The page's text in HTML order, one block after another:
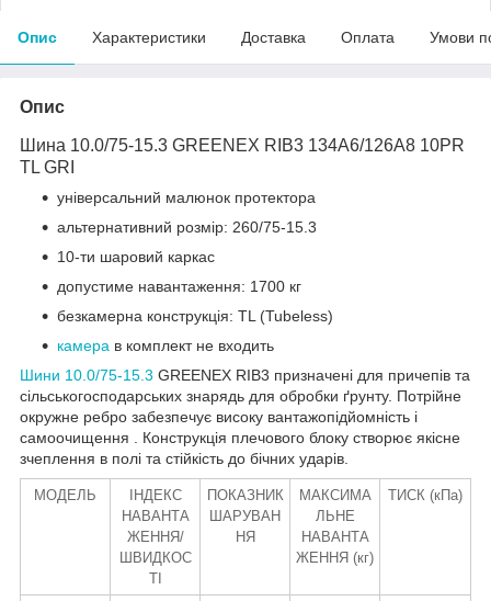
Опис Характеристики Доставка Оплата Умови
Опис
Шина 10.0/75-15.3 GREENEX RIB3 134A6/126А8 10PR
TL GRI
універсальний малюнок протектора
альтернативний розмір: 260/75-15.3
10-ти шаровий каркас
допустиме навантаження: 1700 кг
безкамерна конструкція: TL (Tubeless)
камера в комплект не входить
Шини 10.0/75-15.3 GREENEX RIB3 призначені для причепів та
сільськогосподарських знарядь для обробки ґрунту. Потрійне
окружне ребро забезпечує високу вантажопідйомність і
самоочищення . Конструкція плечового блоку створює якісне
зчеплення в полі та стійкість до бічних ударів.
МОДЕЛЬ
ІНДЕКС
НАВАНТА
ЖЕННЯ/
ШВИДКОС
ТІ
ПОКАЗНИК
ШАРУВАН
НЯ
МАКСИМА
ЛЬНЕ
НАВАНТА
ЖЕННЯ (кг)
ТИСК (кПа)